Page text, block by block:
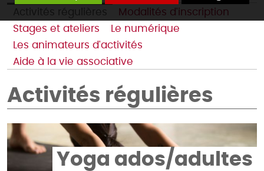
Modalités d'inscription
Stages et ateliers
Le numérique
Les animateurs d'activités
Aide à la vie associative
Activités régulières
Yoga ados/adultes